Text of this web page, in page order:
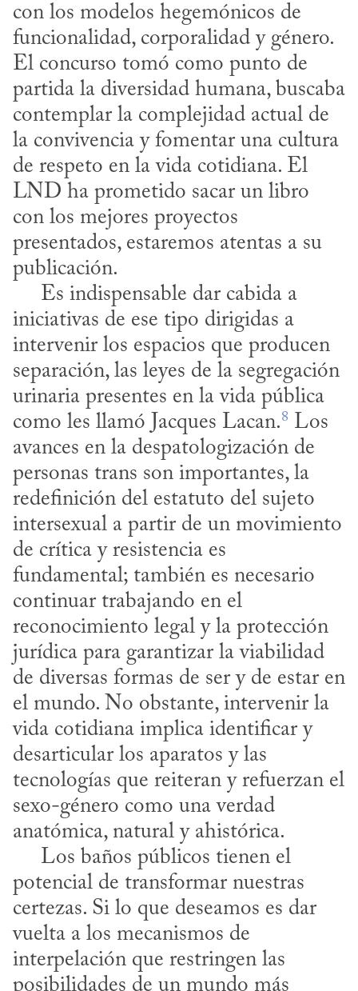
con los modelos hegemónicos de
funcionalidad, corporalidad y género.
El concurso tomó como punto de
partida la diversidad humana, buscaba
contemplar la complejidad actual de
la convivencia y fomentar una cultura
de respeto en la vida cotidiana. El
LND ha prometido sacar un libro
con los mejores proyectos
presentados, estaremos atentas a su
publicación.
iniciativas de ese tipo dirigidas a
intervenir los espacios que producen
separación, las leyes de la segregación
urinaria presentes en la vida pública
como les llamó Jacques Lacan.8 Los
avances en la despatologización de
personas trans son importantes, la
redefinición del estatuto del sujeto
intersexual a partir de un movimiento
de crítica y resistencia es
fundamental; también es necesario
continuar trabajando en el
reconocimiento legal y la protección
jurídica para garantizar la viabilidad
de diversas formas de ser y de estar en
el mundo. No obstante, intervenir la
vida cotidiana implica identificar y
desarticular los aparatos y las
tecnologías que reiteran y refuerzan el
sexo-género como una verdad
anatómica, natural y ahistórica.
potencial de transformar nuestras
certezas. Si lo que deseamos es dar
vuelta a los mecanismos de
interpelación que restringen las
posibilidades de un mundo más